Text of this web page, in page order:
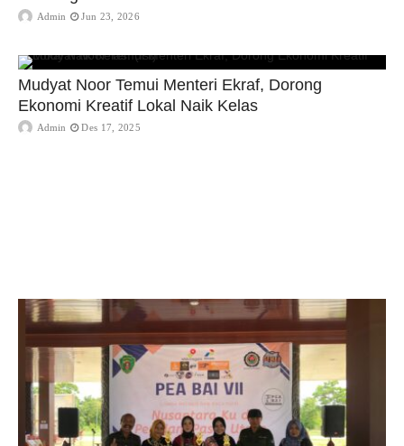
Admin Jun 23, 2026
Mudyat Noor Temui Menteri Ekraf, Dorong
Ekonomi Kreatif Lokal Naik Kelas
Admin Des 17, 2025